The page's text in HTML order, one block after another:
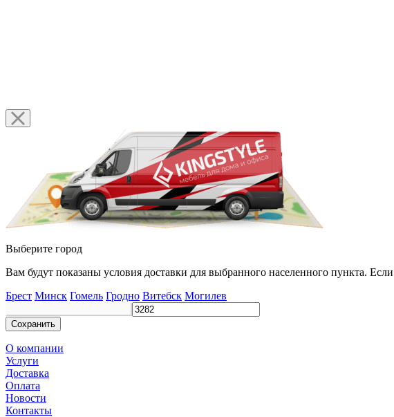
Выберите город
Вам будут показаны условия доставки для выбранного населенного пункта.
Брест Минск Гомель Гродно Витебск Могилев
Сохранить
О компании
Услуги
Доставка
Оплата
Новости
Контакты